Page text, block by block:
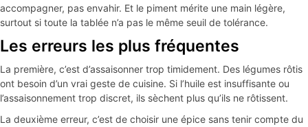
accompagner, pas envahir. Et le piment mérite une main légère,
surtout si toute la tablée n’a pas le même seuil de tolérance.
Les erreurs les plus fréquentes
La première, c’est d’assaisonner trop timidement. Des légumes rôtis
ont besoin d’un vrai geste de cuisine. Si l’huile est insuffisante ou
l’assaisonnement trop discret, ils sèchent plus qu’ils ne rôtissent.
La deuxième erreur, c’est de choisir une épice sans tenir compte du